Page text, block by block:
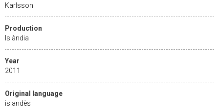
Karlsson
Production
Islàndia
Year
2011
Original language
islandès